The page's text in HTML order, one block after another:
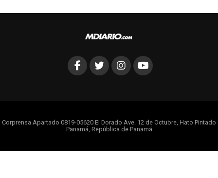
Corprensa Apartado 0819-05620 El Dorado Ave. 12 de Octubre, Hato Pintado
Panamá, República de Panamá